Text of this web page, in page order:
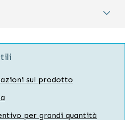
sul prodotto
per grandi quantità